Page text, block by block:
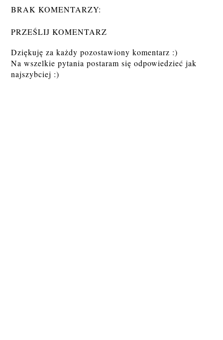
BRAK KOMENTARZY:
PRZEŚLIJ KOMENTARZ
Dziękuję za każdy pozostawiony komentarz :)
Na wszelkie pytania postaram się odpowiedzieć jak
najszybciej :)